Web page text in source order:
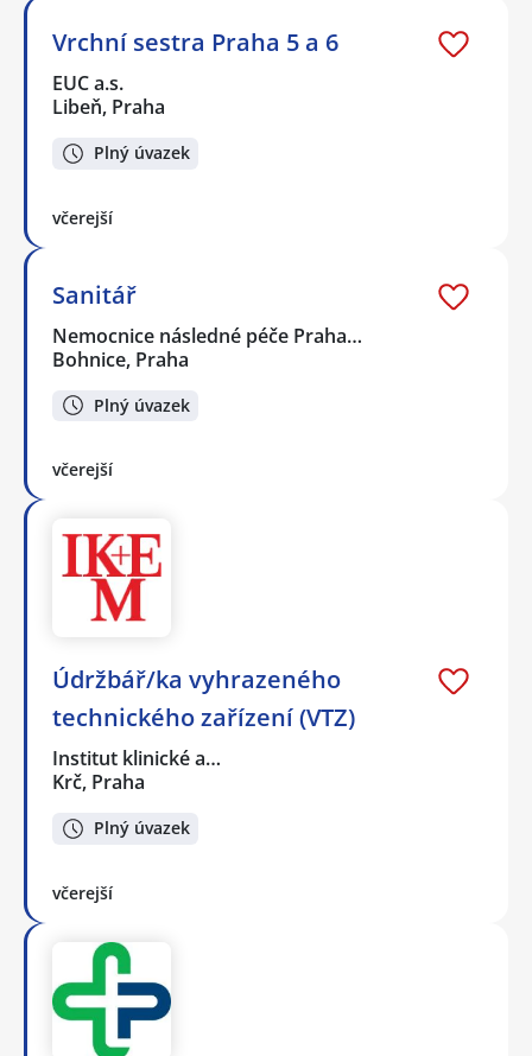
Vrchní sestra Praha 5 a 6
EUC a.s.
Libeň, Praha
Plný úvazek
včerejší
Sanitář
Nemocnice následné péče Praha…
Bohnice, Praha
Plný úvazek
včerejší
Údržbář/ka vyhrazeného
technického zařízení (VTZ)
Institut klinické a…
Krč, Praha
Plný úvazek
včerejší